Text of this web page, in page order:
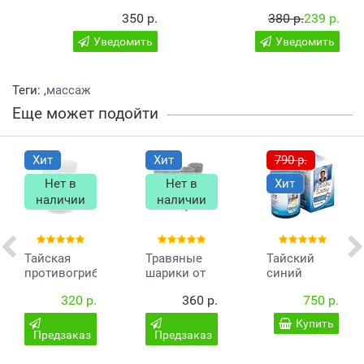
350 р.
Уведомить
380 р.239 р.
Уведомить
Теги: ,массаж
Еще может подойти
Хит
Нет в
наличии
Тайская
противогрибковая
320 р.
Предзаказ
Хит
Нет в
наличии
Травяные
шарики от
Makham
Pom
360 р.
Предзаказ
790 р.
Хит
Тайский
синий
Wang Prom
50 гр
750 р.
Купить